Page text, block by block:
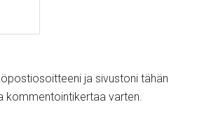
ja sivustoni tähän
kommentointikertaa varten.